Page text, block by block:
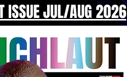
ISSUE JUL/AUG 2026